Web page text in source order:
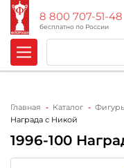
8 800 707-51-48
бесплатно по России
Главная Каталог
Награда с Никой
1996-100